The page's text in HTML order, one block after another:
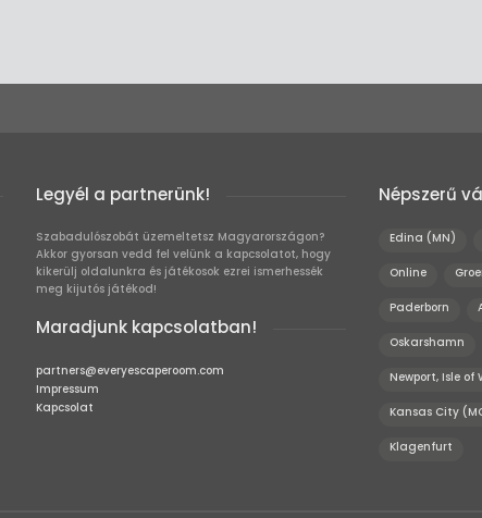
Legyél a partnerünk!
Szabadulószobát üzemeltetsz Magyarországon?
Akkor gyorsan vedd fel velünk a kapcsolatot, hogy
kikerülj oldalunkra és játékosok ezrei ismerhessék
meg kijutós játékod!
Maradjunk kapcsolatban!
partners@everyescaperoom.com
Impressum
Kapcsolat
Népszerű
Edina (MN)
Online
Paderborn
Oskarshamn
Newport, Isle of
Kansas City
Klagenfurt